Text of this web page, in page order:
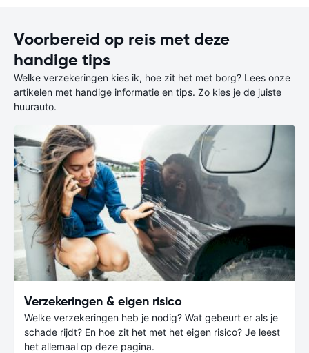
Voorbereid op reis met deze
handige tips
Welke verzekeringen kies ik, hoe zit het met borg? Lees onze
artikelen met handige informatie en tips. Zo kies je de juiste
huurauto.
Verzekeringen & eigen risico
Welke verzekeringen heb je nodig? Wat gebeurt er als je
schade rijdt? En hoe zit het met het eigen risico? Je leest
het allemaal op deze pagina.